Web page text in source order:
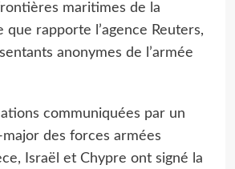
maritimes de la
que rapporte l’agence Reuters,
anonymes de l’armée
communiquées par un
des forces armées
Israël et Chypre ont signé la